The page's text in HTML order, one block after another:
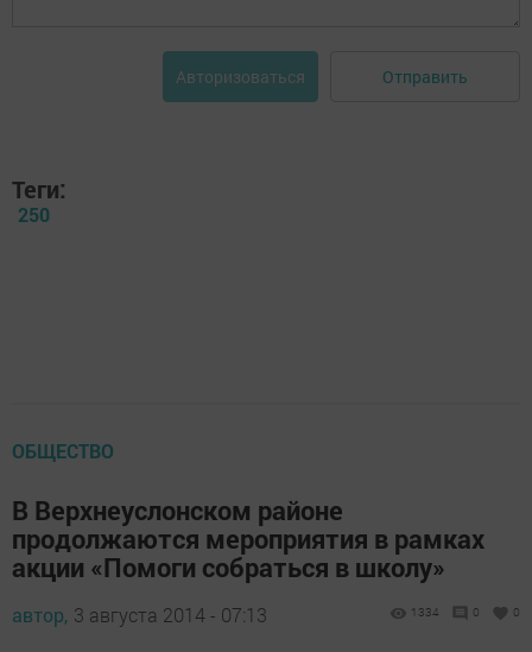
Авторизоваться Отправить
Теги:
250
ОБЩЕСТВО
В Верхнеуслонском районе
продолжаются мероприятия в рамках
акции «Помоги собраться в школу»
автор, 3 августа 2014 - 07:13 1334 0 0